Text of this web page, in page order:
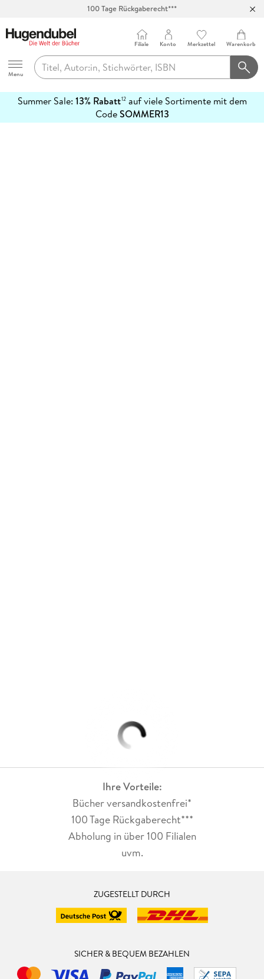
100 Tage Rückgaberecht***
Hugendubel
Menu
Filiale Konto Merkzettel Warenkorb
Summer Sale: 13% Rabatt12auf viele Sortimente mit dem
CodeSOMMER13
erfahren
Ihre Vorteile:
Bücher versandkostenfrei*
100 Tage Rückgaberecht***
Abholung in über 100 Filialen
uvm.
ZUGESTELLT DURCH
SICHER & BEQUEM BEZAHLEN